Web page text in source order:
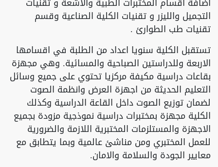
التجميل والليزر و تقنيات الكلية الصناعية وقسم
تقنيات طب الطوارئ .
تستقبل الكلية سنويا اعداد من الطلبة في اقسامها
الاربعة وللدراستين الصباحية والمسائية. وهي مجهزة
بقاعات دراسية مكيفة مركزيا تحتوي على جميع وسائل
التعليم الحديثة من اجهزة العرض وانظمة الصوت
لضمان توزيع الصوت داخل القاعة الدراسية وكذلك
الكلية مجهزة بمختبرات دراسية نموذجية مزودة بجميع
الاجهزة والمستلزمات المختبرية اللازمة والضرورية
للعمل المختبري ومن مناشئ عالمية وبما يتطابق مع
معايير الجودة والسلامة والامان.